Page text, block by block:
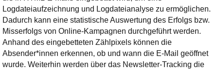
Logdateiaufzeichnung und Logdateianalyse zu ermöglichen.
Dadurch kann eine statistische Auswertung des Erfolgs bzw.
Misserfolgs von Online-Kampagnen durchgeführt werden.
Anhand des eingebetteten Zählpixels können die
Absender*innen erkennen, ob und wann die E-Mail geöffnet
wurde. Weiterhin werden über das Newsletter-Tracking die